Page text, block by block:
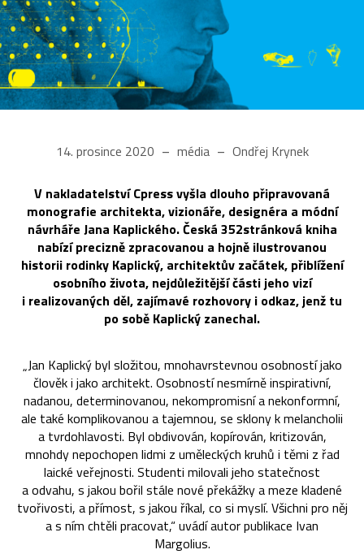
14. prosince 2020 média Ondřej Krynek
V nakladatelství Cpress vyšla dlouho připravovaná
monografie architekta, vizionáře, designéra a módní
návrháře Jana Kaplického. Česká 352stránková kniha
nabízí precizně zpracovanou a hojně ilustrovanou
historii rodinky Kaplický, architektův začátek, přiblížení
osobního života, nejdůležitější části jeho vizí
i realizovaných děl, zajímavé rozhovory i odkaz, jenž tu
po sobě Kaplický zanechal.
„Jan Kaplický byl složitou, mnohavrstevnou osobností jako
člověk i jako architekt. Osobností nesmírně inspirativní,
nadanou, determinovanou, nekompromisní a nekonformní,
ale také komplikovanou a tajemnou, se sklony k melancholii
a tvrdohlavosti. Byl obdivován, kopírován, kritizován,
mnohdy nepochopen lidmi z uměleckých kruhů i těmi z řad
laické veřejnosti. Studenti milovali jeho statečnost
a odvahu, s jakou bořil stále nové překážky a meze kladené
tvořivosti, a přímost, s jakou říkal, co si myslí. Všichni pro něj
a s ním chtěli pracovat,“ uvádí autor publikace Ivan
Margolius.